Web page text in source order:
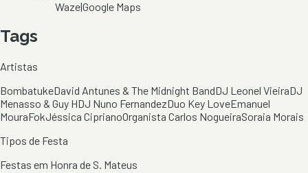
Waze|Google Maps
Tags
Artistas
BombatukeDavid Antunes & The Midnight BandDJ Leonel VieiraDJ
Menasso & Guy HDJ Nuno FernandezDuo Key LoveEmanuel
MouraFokJéssica CiprianoOrganista Carlos NogueiraSoraia Morais
Tipos de Festa
Festas em Honra de S. Mateus